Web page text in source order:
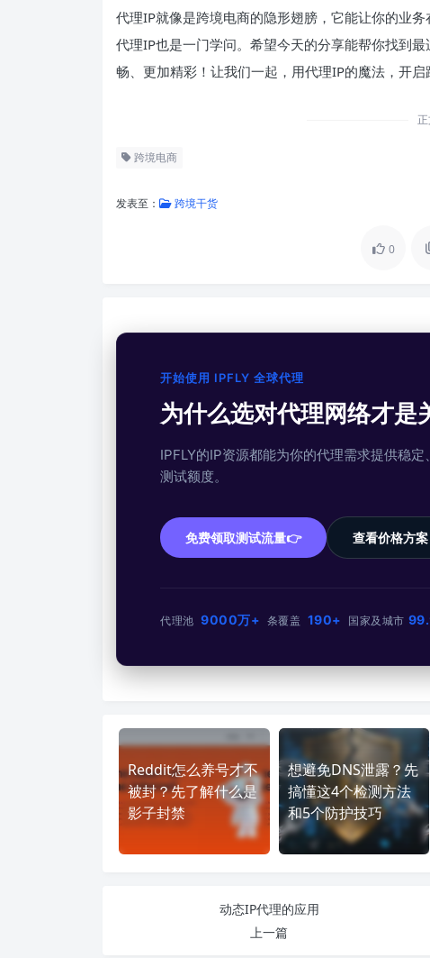
代理IP就像是跨境电商的隐形翅膀，它能让你的业
代理IP也是一门学问。希望今天的分享能帮你找到
畅、更加精彩！让我们一起，用代理IP的魔法，开启
跨境电商
发表至： 跨境干货
0
开始使用 IPFLY 全球代理
为什么选对代理网络才是
IPFLY的IP资源都能为你的代理需求提供稳
测试额度。
免费领取测试流量👉 查看价格方案
代理池 9000万+ 条覆盖 190+ 国家及城市
Reddit怎么养号才不
被封？先了解什么是
影子封禁
想避免DNS泄露？先
搞懂这4个检测方法
和5个防护技巧
动态IP代理的应用
上一篇